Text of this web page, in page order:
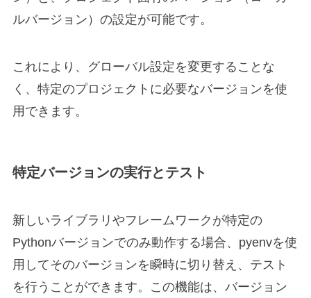
ルバージョン）の設定が可能です。
これにより、グローバル設定を変更することな
く、特定のプロジェクトに必要なバージョンを使
用できます。
特定バージョンの実行とテスト
新しいライブラリやフレームワークが特定の
Pythonバージョンでのみ動作する場合、pyenvを使
用してそのバージョンを瞬時に切り替え、テスト
を行うことができます。この機能は、バージョン